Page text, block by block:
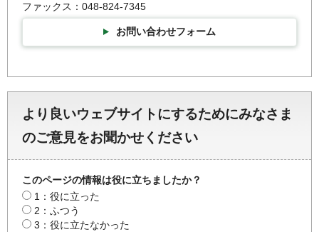
ファックス：048-824-7345
お問い合わせフォーム
より良いウェブサイトにするためにみなさま
のご意見をお聞かせください
このページの情報は役に立ちましたか？
1：役に立った
2：ふつう
3：役に立たなかった